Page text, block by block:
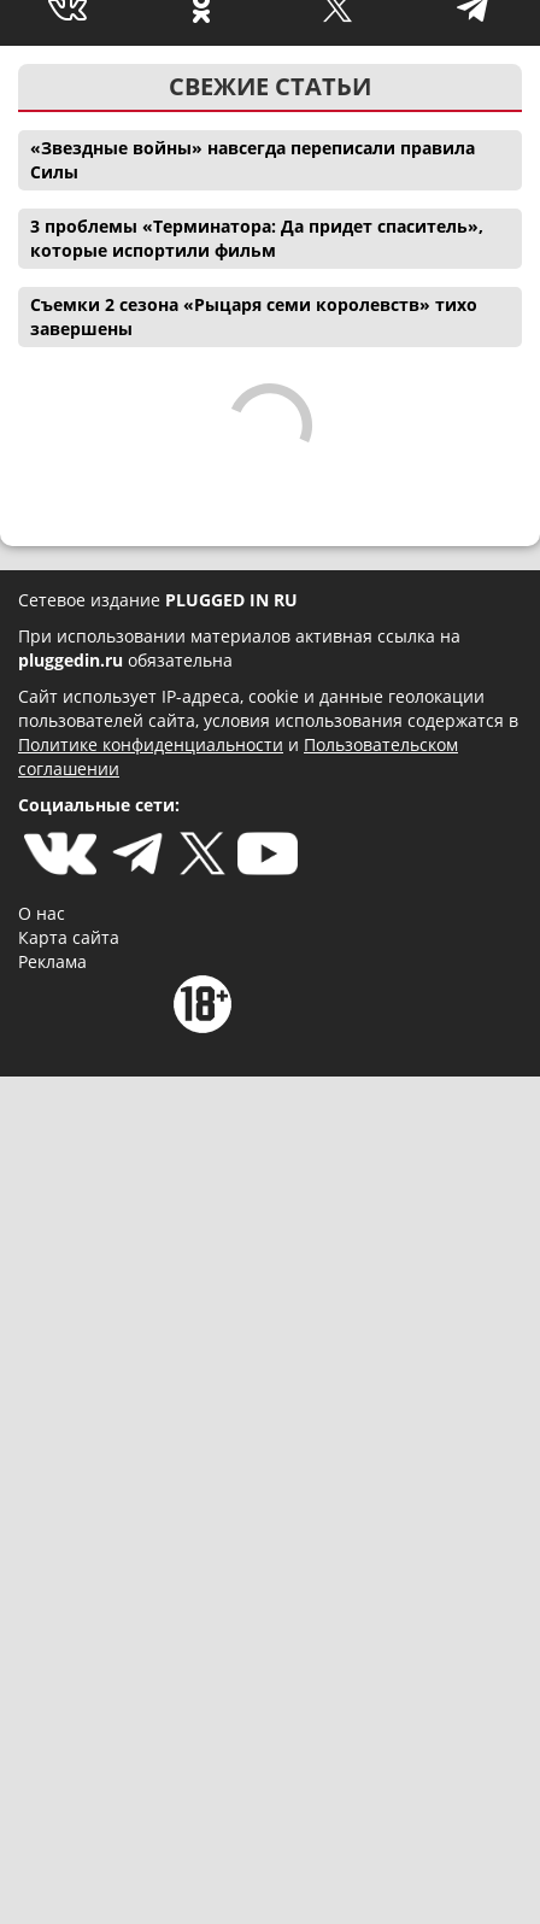
СВЕЖИЕ СТАТЬИ
«Звездные войны» навсегда переписали правила
Силы
3 проблемы «Терминатора: Да придет спаситель»,
которые испортили фильм
Съемки 2 сезона «Рыцаря семи королевств» тихо
завершены
Сетевое издание PLUGGED IN RU
При использовании материалов активная ссылка на
pluggedin.ru обязательна
Сайт использует IP-адреса, cookie и данные геолокации
пользователей сайта, условия использования содержатся в
Политике конфиденциальности и Пользовательском
соглашении
Социальные сети:
О нас
Карта сайта
Реклама